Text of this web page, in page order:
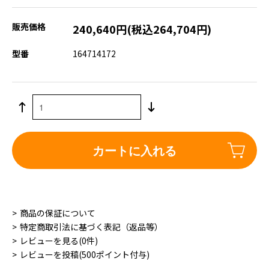
販売価格 240,640円(税込264,704円)
型番 164714172
カートに入れる
商品の保証について
特定商取引法に基づく表記（返品等）
レビューを見る(0件)
レビューを投稿(500ポイント付与)